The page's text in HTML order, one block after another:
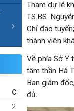
C
2
Tham dự lễ
TS.BS.
Chỉ đạo
thành viên
Về phía Sở Y
tâm thần Hà
Ban giám
đủ.